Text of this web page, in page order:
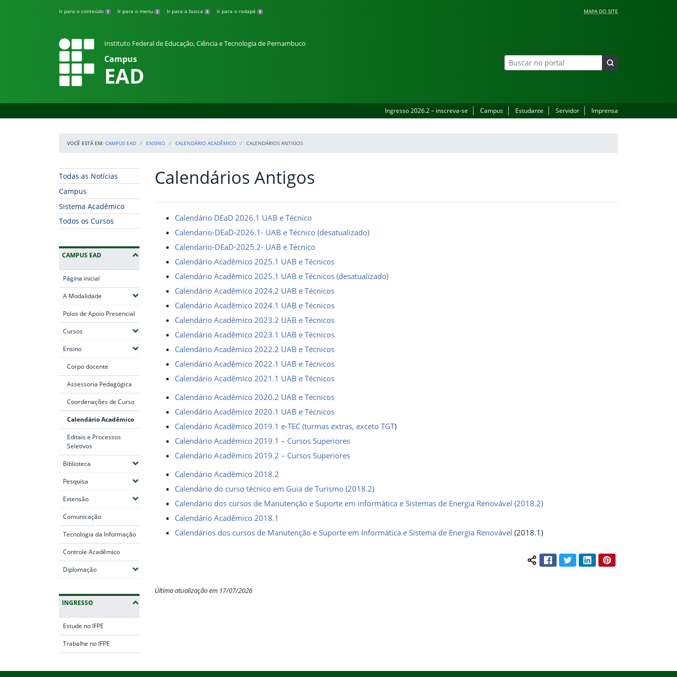
Ir para o conteúdo 1 Ir para o menu 2 Ir para a busca 3 Ir para o rodapé 4 MAPA DO SITE
Instituto Federal de Educação, Ciência e Tecnologia de Pernambuco
Campus
EAD
Ingresso 2026.2 – inscreva-se Campus Estudante Servidor Imprensa
VOCÊ ESTÁ EM: CAMPUS EAD ENSINO CALENDÁRIO ACADÊMICO CALENDÁRIOS ANTIGOS
Início da navegação
Todas as Notícias
Campus
Sistema Acadêmico
Todos os Cursos
CAMPUS EAD
Página inicial
A Modalidade (Expandir submenus)
Polos de Apoio Presencial
Cursos(Expandir submenus)
Ensino(Expandir submenus)
Corpo docente
Assessoria Pedagógica
Coordenações de Curso
Calendário Acadêmico
Editais e Processos
Seletivos
Biblioteca (Expandir submenus)
Pesquisa (Expandir submenus)
Extensão(Expandir submenus)
Comunicação
Tecnologia da Informação
Controle Acadêmico
Diplomação(Expandir submenus)
INGRESSO
Estude no IFPE
Trabalhe no IFPE
Início do conteúdo
Calendários Antigos
Calendário DEaD 2026.1 UAB e Técnico
Calendario-DEaD-2026.1- UAB e Técnico (desatualizado)
Calendario-DEaD-2025.2- UAB e Técnico
Calendário Acadêmico 2025.1 UAB e Técnicos
Calendário Acadêmico 2025.1 UAB e Técnicos (desatualizado)
Calendário Acadêmico 2024.2 UAB e Técnicos
Calendário Acadêmico 2024.1 UAB e Técnicos
Calendário Acadêmico 2023.2 UAB e Técnicos
Calendário Acadêmico 2023.1 UAB e Técnicos
Calendário Acadêmico 2022.2 UAB e Técnicos
Calendário Acadêmico 2022.1 UAB e Técnicos
Calendário Acadêmico 2021.1 UAB e Técnicos
Calendário Acadêmico 2020.2 UAB e Técnicos
Calendário Acadêmico 2020.1 UAB e Técnicos
Calendário Acadêmico 2019.1 e-TEC (turmas extras, exceto TGT)
Calendário Acadêmico 2019.1 – Cursos Superiores
Calendário Acadêmico 2019.2 – Cursos Superiores
Calendário Acadêmico 2018.2
Calendário do curso técnico em Guia de Turismo (2018.2)
Calendário dos cursos de Manutenção e Suporte em informática e Sistemas de Energia Renovável (2018.2)
Calendário Acadêmico 2018.1
Calendários dos cursos de Manutenção e Suporte em Informática e Sistema de Energia Renovável (2018.1)
Compartilhar conteúdo:
FacebookTwitterLinkedInPinterest
Última atualização em 17/07/2026